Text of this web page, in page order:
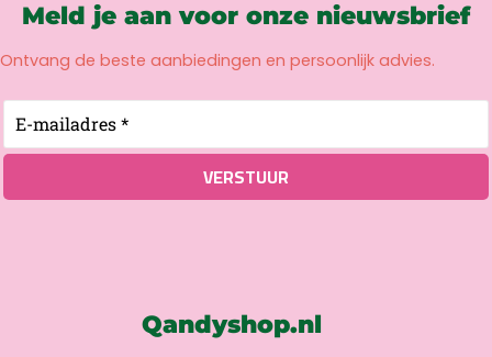
Meld je aan voor onze nieuwsbrief
Ontvang de beste aanbiedingen en persoonlijk advies.
Qandyshop.nl